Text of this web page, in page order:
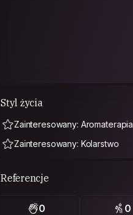
Styl życia
Zainteresowany: Aromaterapia
Zainteresowany: Kolarstwo
Referencje
0 0